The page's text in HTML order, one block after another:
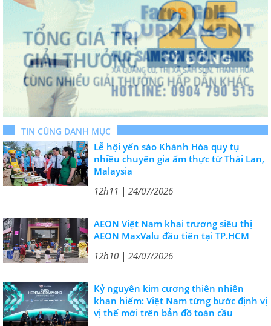
TIN CÙNG DANH MỤC
Lễ hội yến sào Khánh Hòa quy tụ
nhiều chuyên gia ẩm thực từ Thái Lan,
Malaysia
12h11 | 24/07/2026
AEON Việt Nam khai trương siêu thị
AEON MaxValu đầu tiên tại TP.HCM
12h10 | 24/07/2026
Kỷ nguyên kim cương thiên nhiên
khan hiếm: Việt Nam từng bước định vị
vị thế mới trên bản đồ toàn cầu